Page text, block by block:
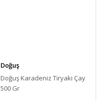
Doğuş
Doğuş Karadeniz Tiryaki Çay
500 Gr